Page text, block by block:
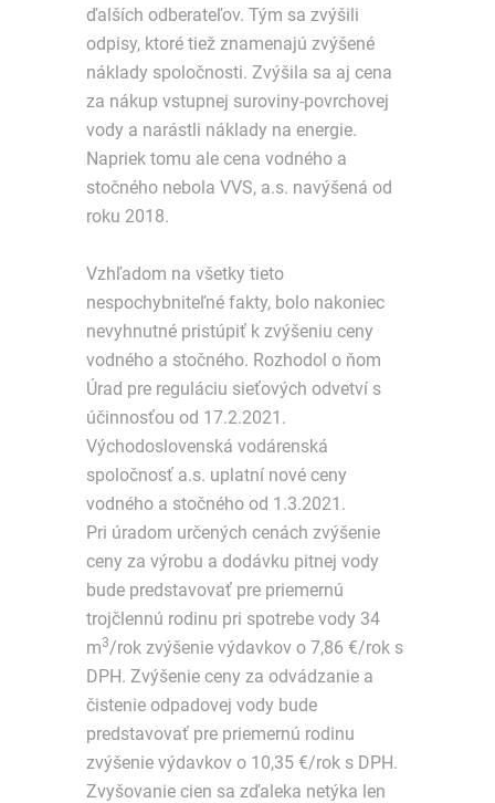
ďalších odberateľov. Tým sa zvýšili
odpisy, ktoré tiež znamenajú zvýšené
náklady spoločnosti. Zvýšila sa aj cena
za nákup vstupnej suroviny-povrchovej
vody a narástli náklady na energie.
Napriek tomu ale cena vodného a
stočného nebola VVS, a.s. navýšená od
roku 2018.
Vzhľadom na všetky tieto
nespochybniteľné fakty, bolo nakoniec
nevyhnutné pristúpiť k zvýšeniu ceny
vodného a stočného. Rozhodol o ňom
Úrad pre reguláciu sieťových odvetví s
účinnosťou od 17.2.2021.
Východoslovenská vodárenská
spoločnosť a.s. uplatní nové ceny
vodného a stočného od 1.3.2021.
Pri úradom určených cenách zvýšenie
ceny za výrobu a dodávku pitnej vody
bude predstavovať pre priemernú
trojčlennú rodinu pri spotrebe vody 34
m3/rok zvýšenie výdavkov o 7,86 €/rok s
DPH. Zvýšenie ceny za odvádzanie a
čistenie odpadovej vody bude
predstavovať pre priemernú rodinu
zvýšenie výdavkov o 10,35 €/rok s DPH.
Zvyšovanie cien sa zďaleka netýka len